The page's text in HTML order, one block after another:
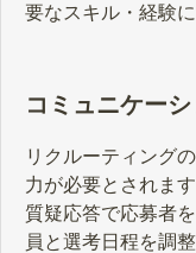
要なスキル・経験
コミュニケー
リクルーティング
力が必要とされま
質疑応答で応募者
員と選考日程を調